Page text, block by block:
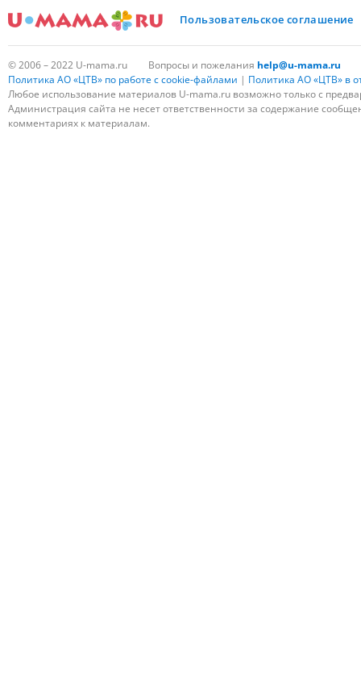
Пользовательское соглашение
© 2006 – 2022 U-mama.ru Вопросы и пожелания help@u-mama.ru
Политика АО «ЦТВ» по работе с cookie-файлами | Политика АО «ЦТВ» в
Любое использование материалов U-mama.ru возможно только с
Администрация сайта не несет ответственности за содержание
комментариях к материалам.